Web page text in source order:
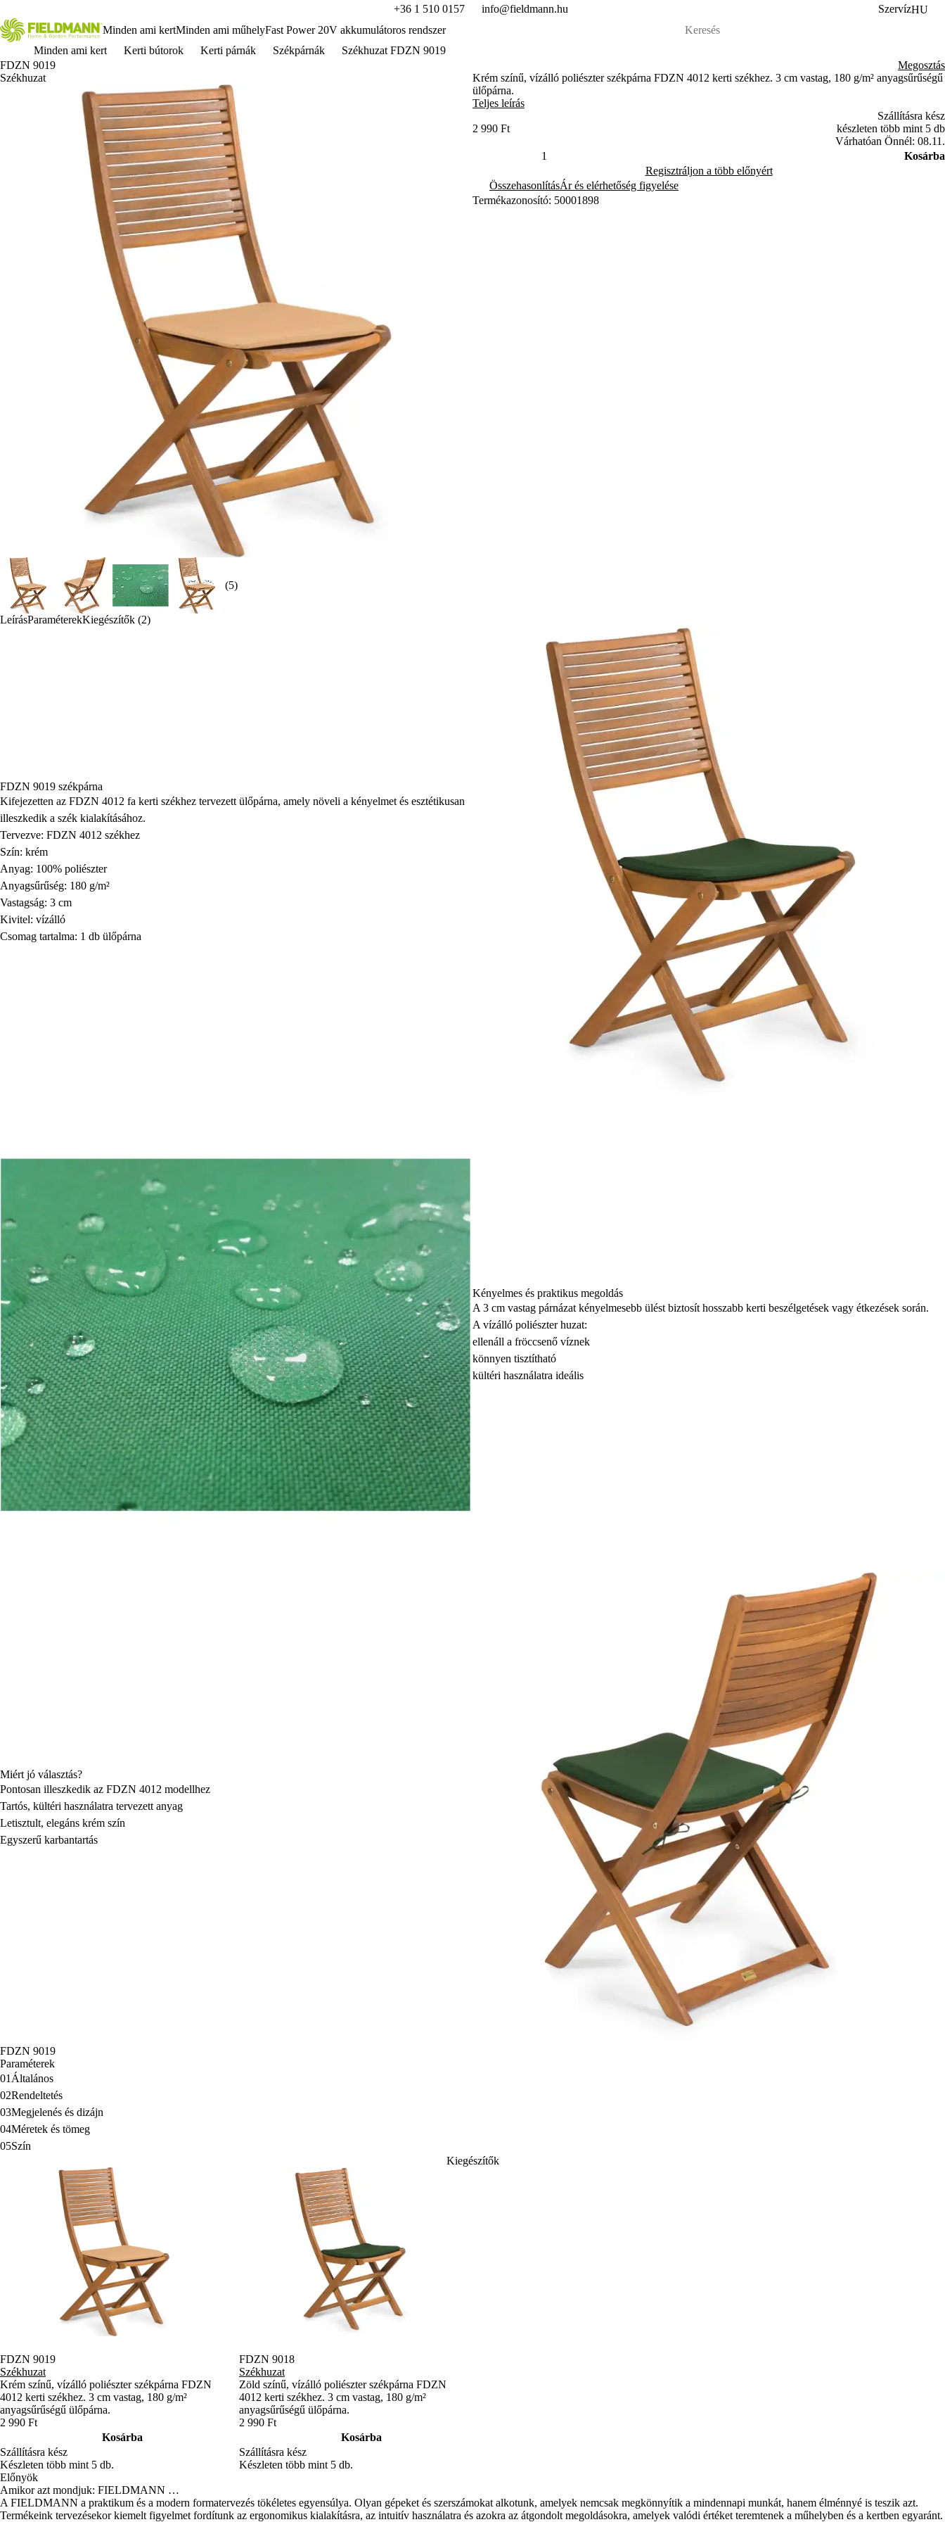
+36 1 510 0157 info@fieldmann.hu SzervízHU
Minden ami kertMinden ami műhelyFast Power 20V akkumulátoros rendszer
Minden ami kert
Kerti bútorok Kerti párnák Székpárnák
Székhuzat FDZN 9019
FDZN 9019
Székhuzat
(5)
Megosztás
Krém színű, vízálló poliészter székpárna FDZN 4012 kerti székhez. 3 cm vastag, 180 g/m² anyagsűrűségű
ülőpárna.
Teljes leírás
2 990 Ft
Szállításra kész
készleten több mint 5 db
Várhatóan Önnél: 08.11.
Kosárba
Regisztráljon a több előnyért
ÖsszehasonlításÁr és elérhetőség figyelése
Termékazonosító: 50001898
LeírásParaméterekKiegészítők (2)
FDZN 9019 székpárna
Kifejezetten az FDZN 4012 fa kerti székhez tervezett ülőpárna, amely növeli a kényelmet és esztétikusan
illeszkedik a szék kialakításához.
Tervezve: FDZN 4012 székhez
Szín: krém
Anyag: 100% poliészter
Anyagsűrűség: 180 g/m²
Vastagság: 3 cm
Kivitel: vízálló
Csomag tartalma: 1 db ülőpárna
Kényelmes és praktikus megoldás
A 3 cm vastag párnázat kényelmesebb ülést biztosít hosszabb kerti beszélgetések vagy étkezések során.
A vízálló poliészter huzat:
ellenáll a fröccsenő víznek
könnyen tisztítható
kültéri használatra ideális
Miért jó választás?
Pontosan illeszkedik az FDZN 4012 modellhez
Tartós, kültéri használatra tervezett anyag
Letisztult, elegáns krém szín
Egyszerű karbantartás
FDZN 9019
Paraméterek
01 Általános
02Rendeltetés
03Megjelenés és dizájn
04Méretek és tömeg
05Szín
Kiegészítők
FDZN 9019
Székhuzat
Krém színű, vízálló poliészter székpárna FDZN
4012 kerti székhez. 3 cm vastag, 180 g/m²
anyagsűrűségű ülőpárna.
2 990 Ft
Kosárba
Szállításra kész
Készleten több mint 5 db.
FDZN 9018
Székhuzat
Zöld színű, vízálló poliészter székpárna FDZN
4012 kerti székhez. 3 cm vastag, 180 g/m²
anyagsűrűségű ülőpárna.
2 990 Ft
Kosárba
Szállításra kész
Készleten több mint 5 db.
Előnyök
Amikor azt mondjuk: FIELDMANN …
A FIELDMANN a praktikum és a modern formatervezés tökéletes egyensúlya. Olyan gépeket és szerszámokat alkotunk, amelyek nemcsak megkönnyítik a mindennapi munkát, hanem élménnyé is teszik azt.
Termékeink tervezésekor kiemelt figyelmet fordítunk az ergonomikus kialakításra, az intuitív használatra és azokra az átgondolt megoldásokra, amelyek valódi értéket teremtenek a műhelyben és a kertben egyaránt.